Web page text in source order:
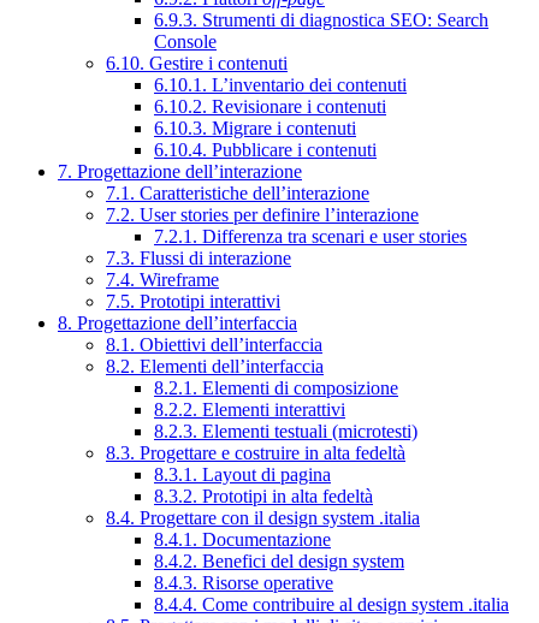
6.9.3. Strumenti di diagnostica SEO: Search
Console
6.10. Gestire i contenuti
6.10.1. L’inventario dei contenuti
6.10.2. Revisionare i contenuti
6.10.3. Migrare i contenuti
6.10.4. Pubblicare i contenuti
7. Progettazione dell’interazione
7.1. Caratteristiche dell’interazione
7.2. User stories per definire l’interazione
7.2.1. Differenza tra scenari e user stories
7.3. Flussi di interazione
7.4. Wireframe
7.5. Prototipi interattivi
8. Progettazione dell’interfaccia
8.1. Obiettivi dell’interfaccia
8.2. Elementi dell’interfaccia
8.2.1. Elementi di composizione
8.2.2. Elementi interattivi
8.2.3. Elementi testuali (microtesti)
8.3. Progettare e costruire in alta fedeltà
8.3.1. Layout di pagina
8.3.2. Prototipi in alta fedeltà
8.4. Progettare con il design system .italia
8.4.1. Documentazione
8.4.2. Benefici del design system
8.4.3. Risorse operative
8.4.4. Come contribuire al design system .italia